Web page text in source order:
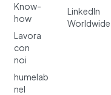
Know-
how
Lavora
con
noi
humelab
nel
LinkedIn
Worldwide